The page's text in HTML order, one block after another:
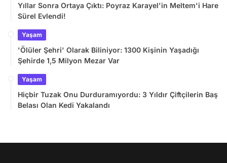
Yıllar Sonra Ortaya Çıktı: Poyraz Karayel'in Meltem'i Hare
Sürel Evlendi!
Yaşam
'Ölüler Şehri' Olarak Biliniyor: 1300 Kişinin Yaşadığı
Şehirde 1,5 Milyon Mezar Var
Yaşam
Hiçbir Tuzak Onu Durduramıyordu: 3 Yıldır Çiftçilerin Baş
Belası Olan Kedi Yakalandı